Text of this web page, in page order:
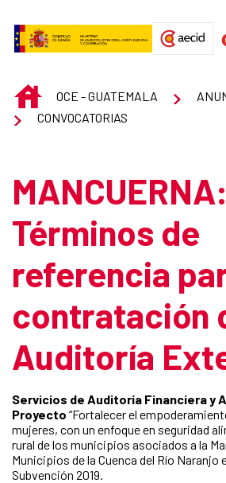
INICIOOCE - GUATEMALA
CONVOCATORIAS
MANCUERNA:
Términos de
referencia
contratación
Auditoría
Servicios de Auditoría Financiera y
Proyecto “Fortalecer el
mujeres, con un enfoque en seguridad
rural de los municipios asociados a la
Municipios de la Cuenca del Río Naranjo
Subvención 2019.